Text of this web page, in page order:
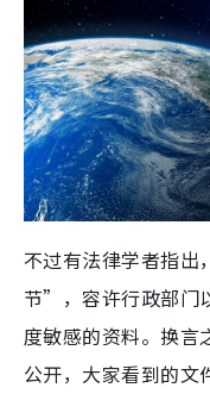
不过有法律学者指
节”，容许行政部门
度敏感的资料。换言
公开，大家看到的文